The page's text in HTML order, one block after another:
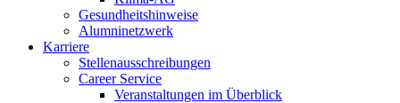
Gesundheitshinweise
Alumninetzwerk
Karriere
Stellenausschreibungen
Career Service
Veranstaltungen im Überblick